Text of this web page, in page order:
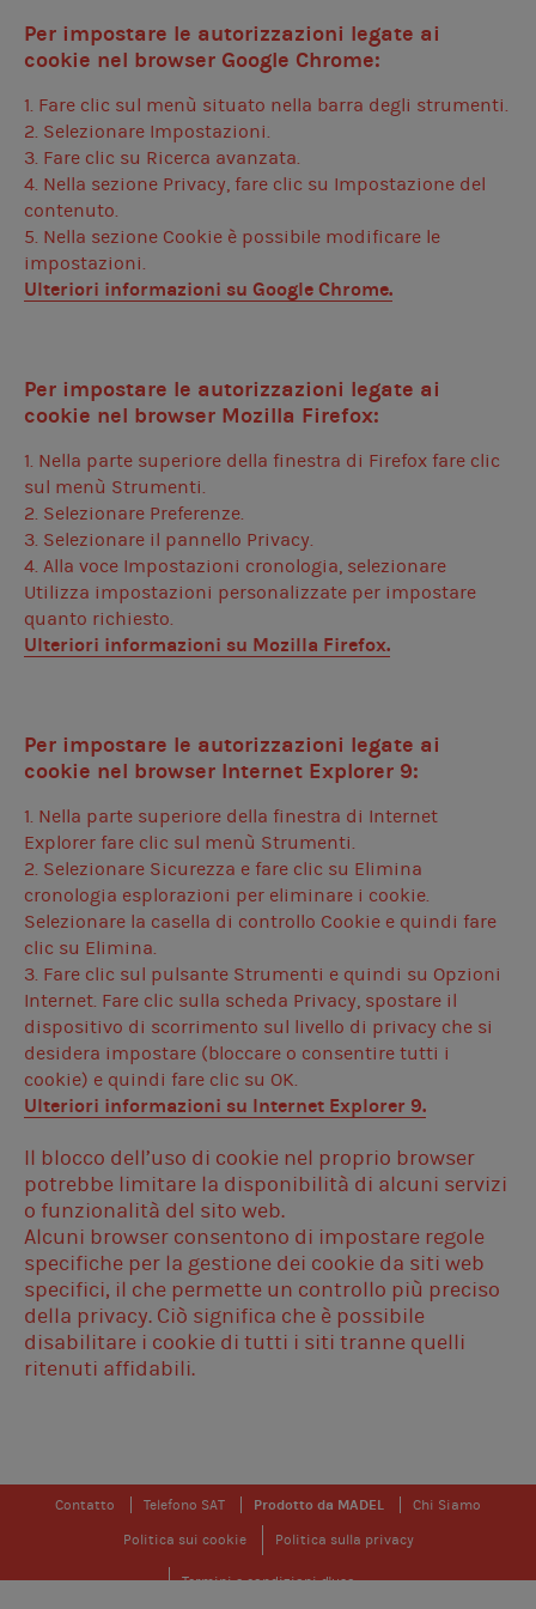
Per impostare le autorizzazioni legate ai
cookie nel browser Google Chrome:
1. Fare clic sul menù situato nella barra degli strumenti.
2. Selezionare Impostazioni.
3. Fare clic su Ricerca avanzata.
4. Nella sezione Privacy, fare clic su Impostazione del
contenuto.
5. Nella sezione Cookie è possibile modificare le
impostazioni.
Ulteriori informazioni su Google Chrome.
Per impostare le autorizzazioni legate ai
cookie nel browser Mozilla Firefox:
1. Nella parte superiore della finestra di Firefox fare clic
sul menù Strumenti.
2. Selezionare Preferenze.
3. Selezionare il pannello Privacy.
4. Alla voce Impostazioni cronologia, selezionare
Utilizza impostazioni personalizzate per impostare
quanto richiesto.
Ulteriori informazioni su Mozilla Firefox.
Per impostare le autorizzazioni legate ai
cookie nel browser Internet Explorer 9:
1. Nella parte superiore della finestra di Internet
Explorer fare clic sul menù Strumenti.
2. Selezionare Sicurezza e fare clic su Elimina
cronologia esplorazioni per eliminare i cookie.
Selezionare la casella di controllo Cookie e quindi fare
clic su Elimina.
3. Fare clic sul pulsante Strumenti e quindi su Opzioni
Internet. Fare clic sulla scheda Privacy, spostare il
dispositivo di scorrimento sul livello di privacy che si
desidera impostare (bloccare o consentire tutti i
cookie) e quindi fare clic su OK.
Ulteriori informazioni su Internet Explorer 9.
Il blocco dell’uso di cookie nel proprio browser
potrebbe limitare la disponibilità di alcuni servizi
o funzionalità del sito web.
Alcuni browser consentono di impostare regole
specifiche per la gestione dei cookie da siti web
specifici, il che permette un controllo più preciso
della privacy. Ciò significa che è possibile
disabilitare i cookie di tutti i siti tranne quelli
ritenuti affidabili.
Contatto Telefono SAT Prodotto da MADEL Chi Siamo
Politica sui cookie Politica sulla privacy
Termini e condizioni d'uso